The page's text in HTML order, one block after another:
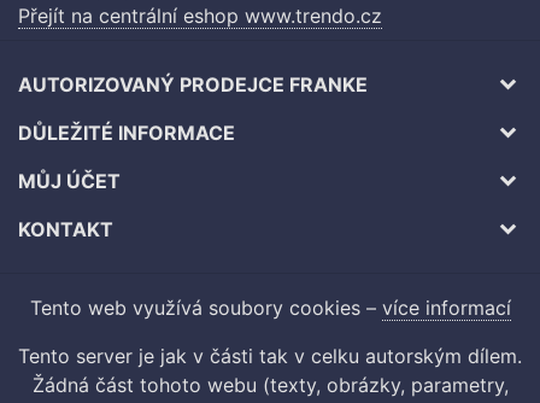
Přejít na centrální eshop www.trendo.cz
AUTORIZOVANÝ PRODEJCE FRANKE
DŮLEŽITÉ INFORMACE
MŮJ ÚČET
KONTAKT
Tento web využívá soubory cookies – více informací
Tento server je jak v části tak v celku autorským dílem.
Žádná část tohoto webu (texty, obrázky, parametry,